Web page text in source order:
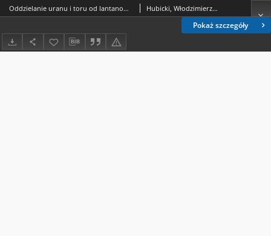
Pokaż szczegóły
Oddzielanie uranu i toru od lantanowców na jonitach polistyrenosulfonowych = Otdelenie urana i toriâ ot lantanidov na polistirolosulʹfonovyh ionitah = Separation of uranium and thorium from lanthanides on some polystyrene sulfonic cation exchangers / Hubicki, Włodzimierz (1914-1977).; Hubicki, Zbigniew.; Jusiak, Stanisław.; Krupiński, Andrzej (chemia).